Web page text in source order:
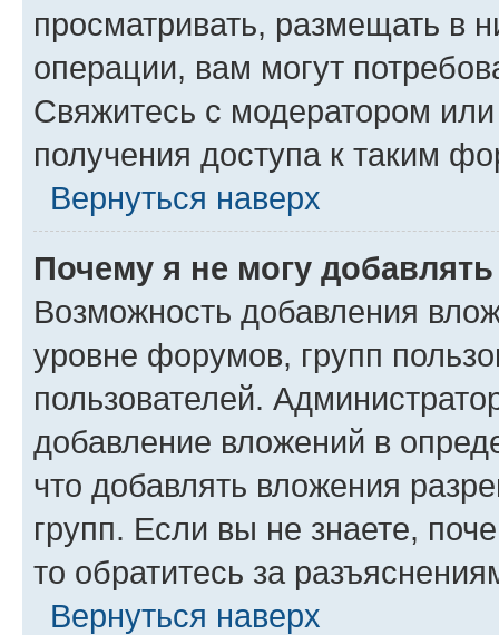
просматривать, размещать в
операции, вам могут
Свяжитесь с модератором
получения доступа к таким
Вернуться наверх
Почему я не могу
Возможность добавления
уровне форумов, групп
пользователей.
добавление вложений в
что добавлять вложения
групп. Если вы не знаете,
то обратитесь за
Вернуться наверх